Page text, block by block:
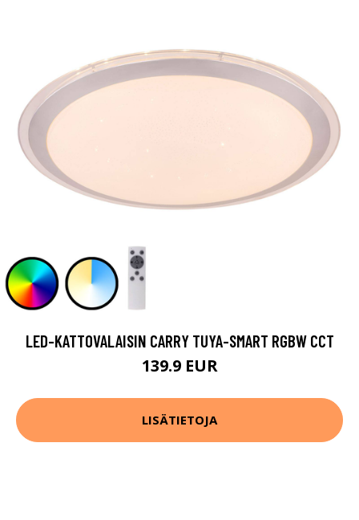
LED-KATTOVALAISIN CARRY TUYA-SMART RGBW CCT
139.9 EUR
LISÄTIETOJA